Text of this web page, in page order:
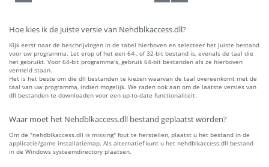
Hoe kies ik de juiste versie van Nehdblkaccess.dll?
Kijk eerst naar de beschrijvingen in de tabel hierboven en selecteer het juiste bestand
voor uw programma. Let erop of het een 64-, of 32-bit bestand is, evenals de taal die
het gebruikt. Voor 64-bit programma's, gebruik 64-bit bestanden als ze hierboven
vermeld staan.
Het is het beste om die dll bestanden te kiezen waarvan de taal overeenkomt met de
taal van uw programma, indien mogelijk. We raden ook aan om de laatste versies van
dll bestanden te downloaden voor een up-to-date functionaliteit.
Waar moet het Nehdblkaccess.dll bestand geplaatst worden?
Om de "nehdblkaccess.dll is missing" fout te herstellen, plaatst u het bestand in de
applicatie/game installatiemap. Als alternatief kunt u het nehdblkaccess.dll bestand
in de Windows systeemdirectory plaatsen.